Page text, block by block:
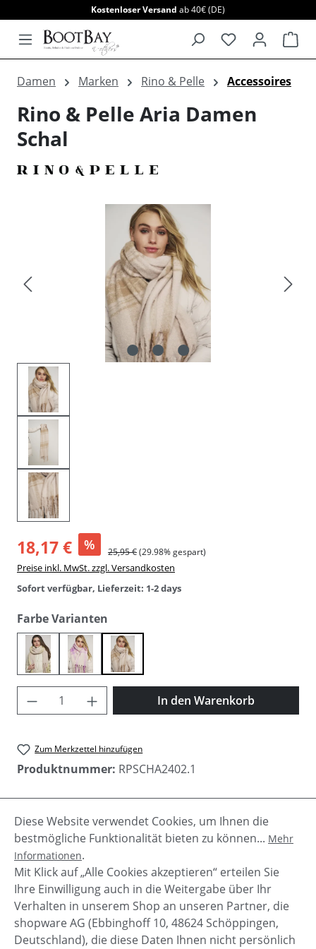
Kostenloser Versand ab 40€ (DE)
Damen Marken Rino & Pelle Accessoires
Rino & Pelle Aria Damen
Schal
Bildergalerie überspringen
18,17 € % 25,95 €(29.98% gespart)
Preise inkl. MwSt. zzgl. Versandkosten
Sofort verfügbar, Lieferzeit: 1-2 days
Farbe Varianten
powder lemony
powder orchidpowder twig
Produkt Anzahl: Gib den gewünschten
In den Warenkorb
Zum Merkzettel hinzufügen
Produktnummer: RPSCHA2402.1
Beschreibung
Kuscheliger Damen Schal "Aria" von Rino & Pelle in
harmonischen Pastell-Tönen. Fransen dezentes
KaromusterMehr
Diese Website verwendet Cookies, um Ihnen die
bestmögliche Funktionalität bieten zu können... Mehr
Informationen.
Mit Klick auf „Alle Cookies akzeptieren“ erteilen Sie
Ihre Einwilligung auch in die Weitergabe über Ihr
Verhalten in unserem Shop an unseren Partner, die
shopware AG (Ebbinghoff 10, 48624 Schöppingen,
Deutschland), die diese Daten Ihnen nicht persönlich